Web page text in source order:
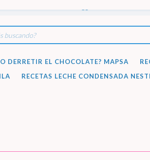
DERRETIR EL CHOCOLATE? MAPSA
RECETAS LECHE CONDENSADA